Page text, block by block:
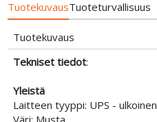
TuotekuvausTuoteturvallisuus
Tuotekuvaus
Tekniset tiedot:
Yleistä
Laitteen tyyppi: UPS - ulkoinen
Väri: Musta